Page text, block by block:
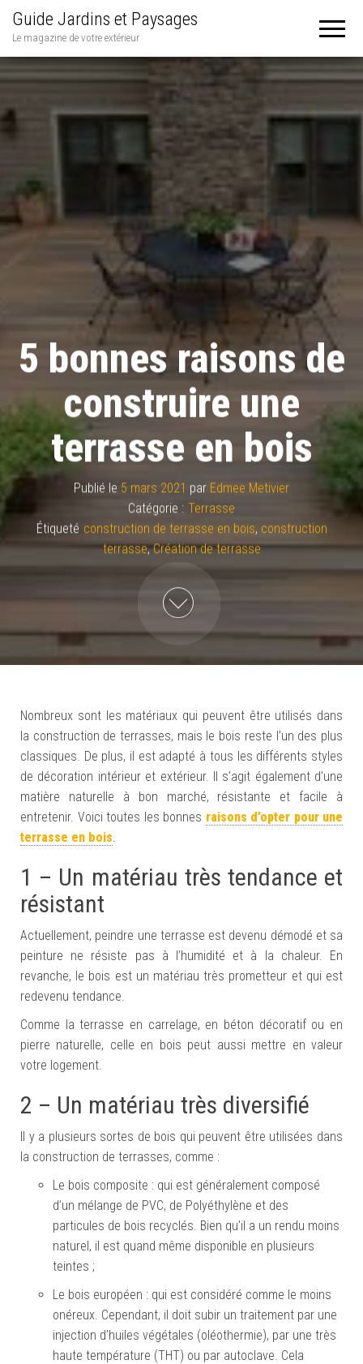
Guide Jardins et Paysages
Le magazine de votre extérieur
5 bonnes raisons de
construire une
terrasse en bois
Publié le 5 mars 2021 par Edmee Metivier
Catégorie : Terrasse
Étiqueté construction de terrasse en bois, construction
terrasse,Création de terrasse
Nombreux sont les matériaux qui peuvent être utilisés dans
la construction de terrasses, mais le bois reste l’un des plus
classiques. De plus, il est adapté à tous les différents styles
de décoration intérieur et extérieur. Il s’agit également d’une
matière naturelle à bon marché, résistante et facile à
entretenir. Voici toutes les bonnes raisons d’opter pour une
terrasse en bois.
1 – Un matériau très tendance et
résistant
Actuellement, peindre une terrasse est devenu démodé et sa
peinture ne résiste pas à l’humidité et à la chaleur. En
revanche, le bois est un matériau très prometteur et qui est
redevenu tendance.
Comme la terrasse en carrelage, en béton décoratif ou en
pierre naturelle, celle en bois peut aussi mettre en valeur
votre logement.
2 – Un matériau très diversifié
Il y a plusieurs sortes de bois qui peuvent être utilisées dans
la construction de terrasses, comme :
Le bois composite : qui est généralement composé
d’un mélange de PVC, de Polyéthylène et des
particules de bois recyclés. Bien qu’il a un rendu moins
naturel, il est quand même disponible en plusieurs
teintes ;
Le bois européen : qui est considéré comme le moins
onéreux. Cependant, il doit subir un traitement par une
injection d’huiles végétales (oléothermie), par une très
haute température (THT) ou par autoclave. Cela